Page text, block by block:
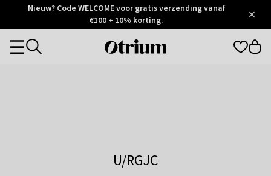
Otrium
Trustpilot
Nieuw? Code WELCOME voor gratis verzending vanaf
€100 + 10% korting.
Otrium
Categories
U/RGJC